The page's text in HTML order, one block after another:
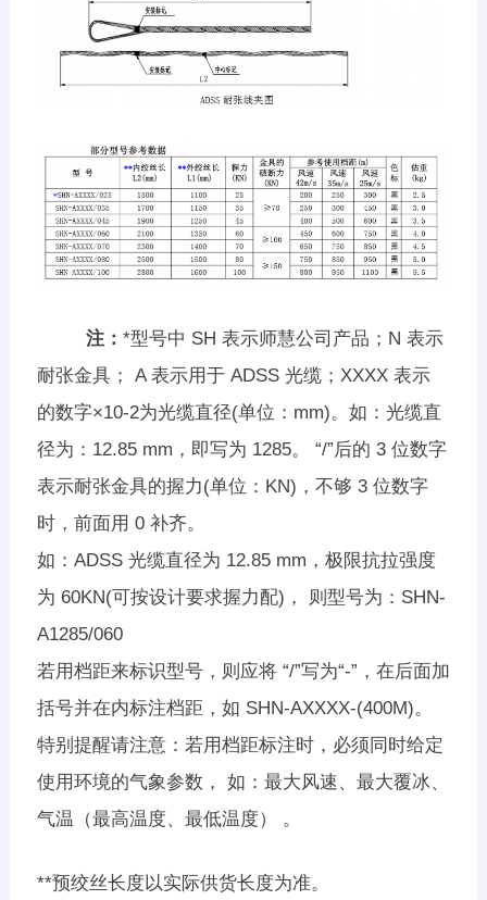
注： *型号中 SH 表示师慧公司产品；N 表示
耐张金具； A 表示用于 ADSS 光缆；XXXX 表示
的数字×10-2为光缆直径(单位：mm)。如：光缆直
径为：12.85 mm，即写为 1285。 “/”后的 3 位数字
表示耐张金具的握力(单位：KN)，不够 3 位数字
时，前面用 0 补齐。
如：ADSS 光缆直径为 12.85 mm，极限抗拉强度
为 60KN(可按设计要求握力配)， 则型号为：SHN-
A1285/060
若用档距来标识型号，则应将 “/”写为“-”，在后面加
括号并在内标注档距，如 SHN-AXXXX-(400M)。
特别提醒请注意：若用档距标注时，必须同时给定
使用环境的气象参数， 如：最大风速、最大覆冰、
气温（最高温度、最低温度） 。
**预绞丝长度以实际供货长度为准。